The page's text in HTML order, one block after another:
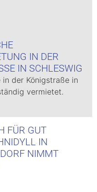
IN DER
IN SCHLESWIG
der Königstraße in
vermietet.
FÜR GUT
IN
NIMMT G